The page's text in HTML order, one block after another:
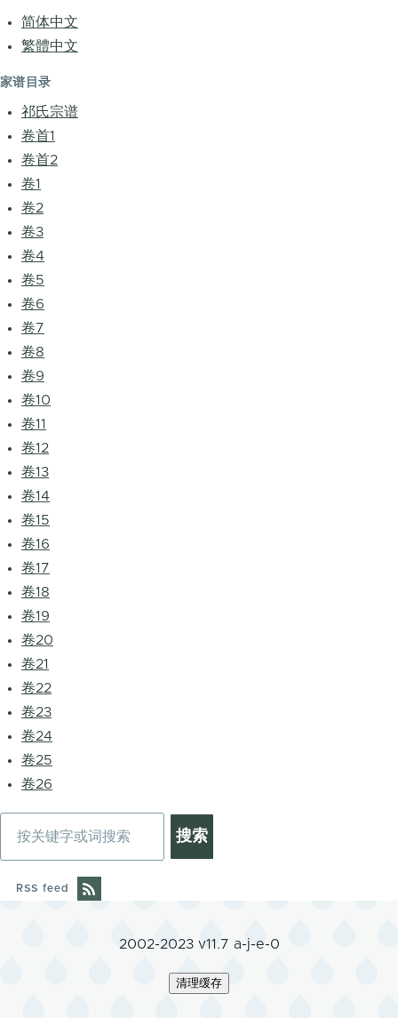
简体中文
繁體中文
家谱目录
祁氏宗谱
卷首1
卷首2
卷1
卷2
卷3
卷4
卷5
卷6
卷7
卷8
卷9
卷10
卷11
卷12
卷13
卷14
卷15
卷16
卷17
卷18
卷19
卷20
卷21
卷22
卷23
卷24
卷25
卷26
RSS feed
2002-2023 v11.7 a-j-e-0